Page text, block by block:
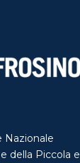
Nazionale
della Piccola e